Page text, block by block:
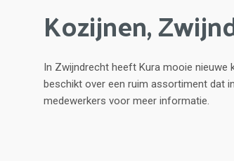
Kozijnen,
In Zwijndrecht heeft Kura mooie nieuwe
beschikt over een ruim assortiment dat
medewerkers voor meer informatie.